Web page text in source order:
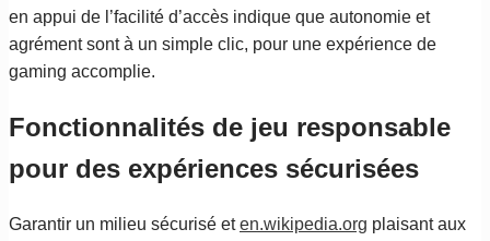
en appui de l’facilité d’accès indique que autonomie et
agrément sont à un simple clic, pour une expérience de
gaming accomplie.
Fonctionnalités de jeu responsable
pour des expériences sécurisées
Garantir un milieu sécurisé eten.wikipedia.org plaisant aux